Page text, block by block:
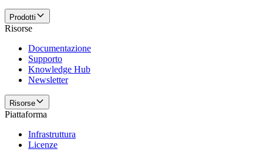
Prodotti
Risorse
Documentazione
Supporto
Knowledge Hub
Newsletter
Risorse
Piattaforma
Infrastruttura
Licenze